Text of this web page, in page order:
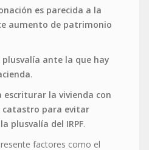
es parecida a la
aumento de patrimonio
plusvalía ante la que hay
.
escriturar la vivienda con
catastro para evitar
plusvalía del IRPF.
factores como el